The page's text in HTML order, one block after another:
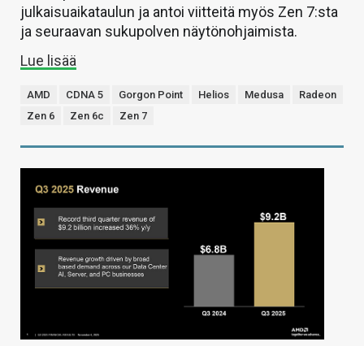
julkaisuaikataulun ja antoi viitteitä myös Zen 7:sta
ja seuraavan sukupolven näytönohjaimista.
Lue lisää
AMD CDNA 5 Gorgon Point Helios Medusa
Radeon
Zen 6
Zen 6c Zen 7